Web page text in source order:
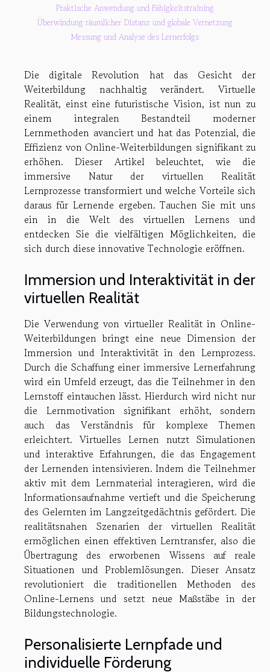
Praktische Anwendung und Fähigkeitstraining
Überwindung räumlicher Distanz und globale Vernetzung
Messung und Analyse des Lernerfolgs
Die digitale Revolution hat das Gesicht der
Weiterbildung nachhaltig verändert. Virtuelle
Realität, einst eine futuristische Vision, ist nun zu
einem integralen Bestandteil moderner
Lernmethoden avanciert und hat das Potenzial, die
Effizienz von Online-Weiterbildungen signifikant zu
erhöhen. Dieser Artikel beleuchtet, wie die
immersive Natur der virtuellen Realität
Lernprozesse transformiert und welche Vorteile sich
daraus für Lernende ergeben. Tauchen Sie mit uns
ein in die Welt des virtuellen Lernens und
entdecken Sie die vielfältigen Möglichkeiten, die
sich durch diese innovative Technologie eröffnen.
Immersion und Interaktivität in der
virtuellen Realität
Die Verwendung von virtueller Realität in Online-
Weiterbildungen bringt eine neue Dimension der
Immersion und Interaktivität in den Lernprozess.
Durch die Schaffung einer immersive Lernerfahrung
wird ein Umfeld erzeugt, das die Teilnehmer in den
Lernstoff eintauchen lässt. Hierdurch wird nicht nur
die Lernmotivation signifikant erhöht, sondern
auch das Verständnis für komplexe Themen
erleichtert. Virtuelles Lernen nutzt Simulationen
und interaktive Erfahrungen, die das Engagement
der Lernenden intensivieren. Indem die Teilnehmer
aktiv mit dem Lernmaterial interagieren, wird die
Informationsaufnahme vertieft und die Speicherung
des Gelernten im Langzeitgedächtnis gefördert. Die
realitätsnahen Szenarien der virtuellen Realität
ermöglichen einen effektiven Lerntransfer, also die
Übertragung des erworbenen Wissens auf reale
Situationen und Problemlösungen. Dieser Ansatz
revolutioniert die traditionellen Methoden des
Online-Lernens und setzt neue Maßstäbe in der
Bildungstechnologie.
Personalisierte Lernpfade und
individuelle Förderung